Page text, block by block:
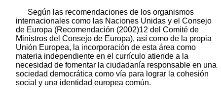
Según las recomendaciones de los organismos
internacionales como las Naciones Unidas y el Consejo
de Europa (Recomendación (2002)12 del Comité de
Ministros del Consejo de Europa), así como de la propia
Unión Europea, la incorporación de esta área como
materia independiente en el currículo atiende a la
necesidad de fomentar la ciudadanía responsable en una
sociedad democrática como vía para lograr la cohesión
social y una identidad europea común.